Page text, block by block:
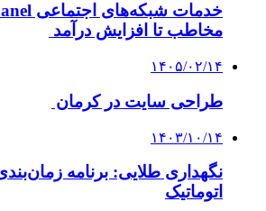
مخاطب تا افزایش درآمد
۱۴۰۵/۰۲/۱۴
طراحی سایت در کرمان
۱۴۰۳/۱۰/۱۴
نگهداری طلایی: برنامه
اتوماتیک